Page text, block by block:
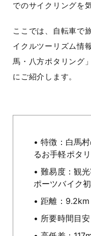
でのサイクリングを
ここでは、自転車で
イクルツーリズム情
馬・八方ポタリング
にご紹介します。
• 特徴：白馬
るお手軽ポタ
• 難易度：観
ポーツバイク
• 距離：9.2km
• 所要時間目